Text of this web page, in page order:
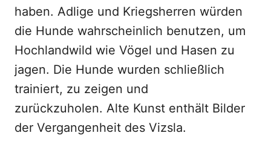
haben. Adlige und Kriegsherren würden
die Hunde wahrscheinlich benutzen, um
Hochlandwild wie Vögel und Hasen zu
jagen. Die Hunde wurden schließlich
trainiert, zu zeigen und
zurückzuholen. Alte Kunst enthält Bilder
der Vergangenheit des Vizsla.